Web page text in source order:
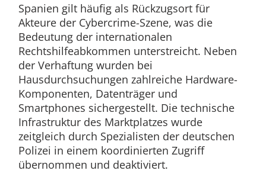
Spanien gilt häufig als Rückzugsort für
Akteure der Cybercrime-Szene, was die
Bedeutung der internationalen
Rechtshilfeabkommen unterstreicht. Neben
der Verhaftung wurden bei
Hausdurchsuchungen zahlreiche Hardware-
Komponenten, Datenträger und
Smartphones sichergestellt. Die technische
Infrastruktur des Marktplatzes wurde
zeitgleich durch Spezialisten der deutschen
Polizei in einem koordinierten Zugriff
übernommen und deaktiviert.